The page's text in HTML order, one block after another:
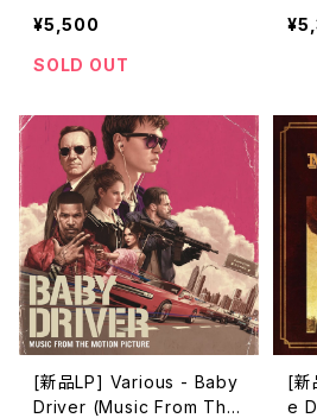
iginal Motion Picture So
undtrack)
¥5,500
SOLD OUT
k)
[新品LP] Various - Baby
Driver (Music From The
[新
e